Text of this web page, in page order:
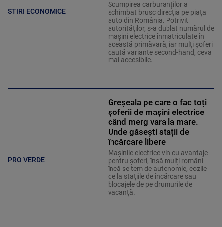
STIRI ECONOMICE
Scumpirea carburanților a
schimbat brusc direcția pe piața
auto din România. Potrivit
autorităților, s-a dublat numărul de
mașini electrice înmatriculate în
această primăvară, iar mulți șoferi
caută variante second-hand, ceva
mai accesibile.
PRO VERDE
Greșeala pe care o fac toți
șoferii de mașini electrice
când merg vara la mare.
Unde găsești stații de
încărcare libere
Mașinile electrice vin cu avantaje
pentru șoferi, însă mulți români
încă se tem de autonomie, cozile
de la stațiile de încărcare sau
blocajele de pe drumurile de
vacanță.